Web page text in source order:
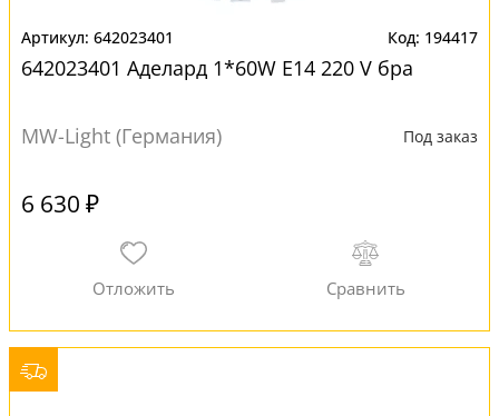
642023401 194417
642023401 Аделард 1*60W E14 220 V бра
MW-Light (Германия) Под заказ
6 630 ₽